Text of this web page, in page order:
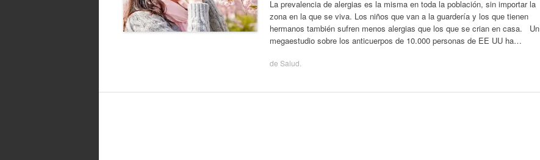
La prevalencia de alergias es la misma en toda la población, sin importar la
zona en la que se viva. Los niños que van a la guardería y los que tienen
hermanos también sufren menos alergias que los que se crian en casa. Un
megaestudio sobre los anticuerpos de 10.000 personas de EE UU ha…
de Salud